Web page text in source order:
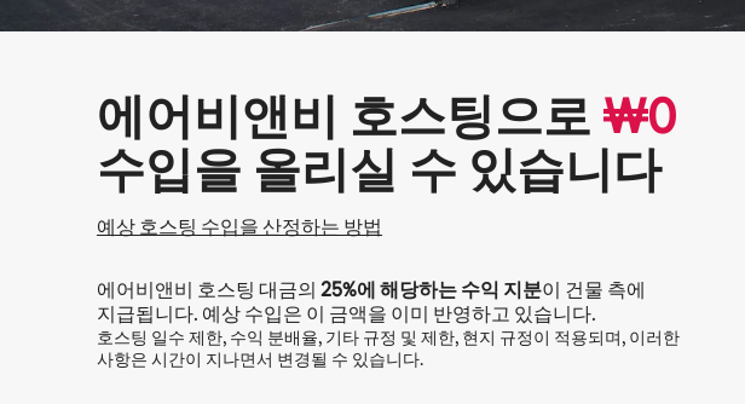
에어비앤비 호스팅으로 ₩0
수입을 올리실 수 있습니다
예상 호스팅 수입을 산정하는 방법
에어비앤비 호스팅 대금의 25%에 해당하는 수익 지분이 건물 측에
지급됩니다. 예상 수입은 이 금액을 이미 반영하고 있습니다.
호스팅 일수 제한, 수익 분배율, 기타 규정 및 제한, 현지 규정이 적용되며, 이러한
사항은 시간이 지나면서 변경될 수 있습니다.